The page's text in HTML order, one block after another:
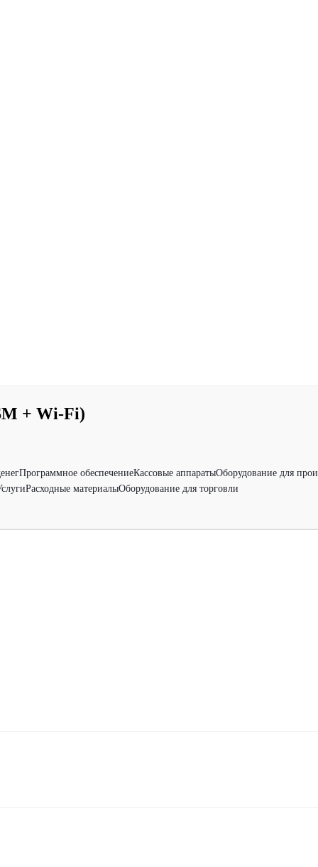
+ Wi-Fi)
Программное обеспечениеКассовые аппаратыОборудование для
Расходные материалыОборудование для торговли